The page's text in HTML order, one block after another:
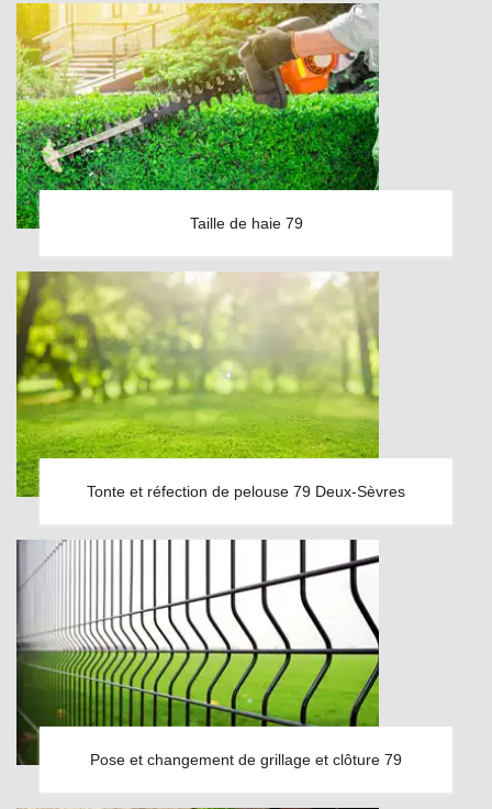
Taille de haie 79
Tonte et réfection de pelouse 79 Deux-Sèvres
Pose et changement de grillage et clôture 79